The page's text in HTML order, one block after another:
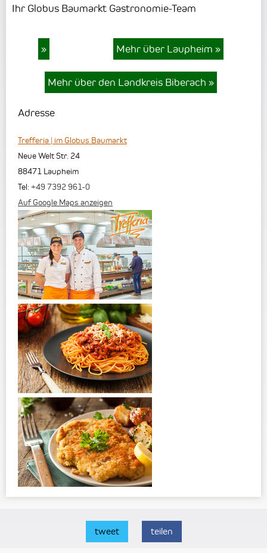
Ihr Globus Baumarkt Gastronomie-Team
» Mehr über Laupheim »
Mehr über den Landkreis Biberach »
Adresse
Trefferia | im Globus Baumarkt
Neue Welt Str. 24
88471 Laupheim
Tel: +49 7392 961-0
Auf Google Maps anzeigen
tweet teilen